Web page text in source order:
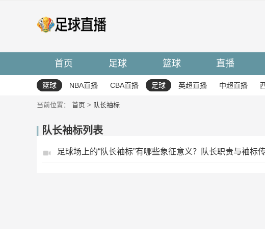
首页 足球 篮球 直播
篮球 NBA直播 CBA直播 足球 英超直播 中超直播
当前位置： 首页 > 队长袖标
队长袖标列表
足球场上的“队长袖标”有哪些象征意义？队长职责与袖标